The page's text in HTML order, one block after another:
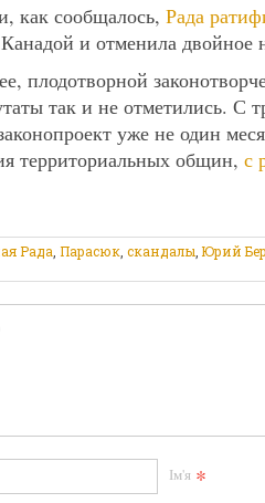
как сообщалось, Рада
и отменила двойное
плодотворной
так и не отметились. С
уже не один
территориальных общин, с
Рада Парасюк скандалы ,Юрий
Ім'я *